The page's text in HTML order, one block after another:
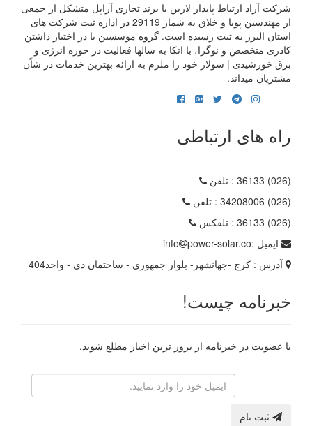
شرکت آراد ارتباط پایدار لارین با برند تجاری آراپل متشکل از جمعی
از مهندسین پویا و خلاق به شمار 29119 در اداره ثبت شرکت های
استان البرز به ثبت رسیده است. گروه موسسین با در اختیار داشتن
کادری متخصص و نوگرا، با اتکا به سالها فعالیت در حوزه انرژی و
برق خورشیدی | سولار خود را ملزم به ارائه بهترین خدمات در شاًن
مشتریان میداند.
راه های ارتباطی
(026) 36133
: تلفن
(026) 34208006
: تلفن
(026) 36133
: تلفکس
ایمیل :
info
power-solar.co
آدرس : کرج -جهانشهر- بلوار جمهوری - ساختمان دی - واحد404
خبرنامه چیست!
با عضویت در خبرنامه از بروز ترین اخبار مطلع شوید.
ثبت نام